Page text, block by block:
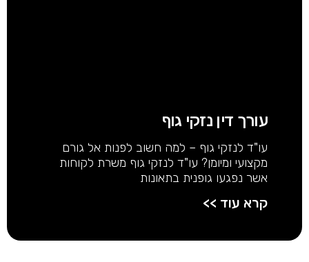
עורך דין נזקי גוף
עו"ד לנזקי גוף – למה חשוב לפנות אל גורם
מקצועי ומיומן? עו"ד לנזקי גוף משרת לקוחות
אשר נפגעו גופנית בתאונות
קרא עוד >>